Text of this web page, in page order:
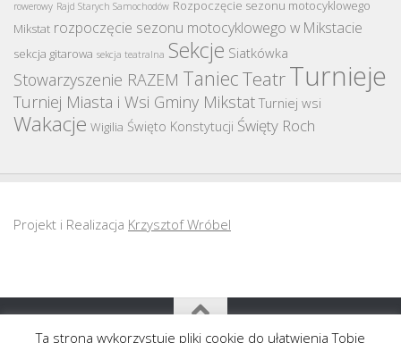
rowerowy Rajd Starych Samochodów Rozpoczęcie sezonu motocyklowego
Mikstat rozpoczęcie sezonu motocyklowego w Mikstacie
sekcja gitarowa sekcja teatralna Sekcje Siatkówka
Stowarzyszenie RAZEM TaniecTeatrTurnieje
Turniej Miasta i Wsi Gminy Mikstat Turniej wsi
Wakacje Wigilia Święto Konstytucji Święty Roch
Projekt i Realizacja Krzysztof Wróbel
Ta strona wykorzystuje pliki cookie do ułatwienia Tobie